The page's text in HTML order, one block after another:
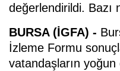
değerlendirildi. Bazı
BURSA (İGFA) -
İzleme Formu
vatandaşların yoğun